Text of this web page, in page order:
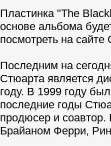
Пластинка "The
основе альбома
посмотреть на сайте
Последним на
Стюарта является
году. В 1999 году
последние годы
продюсер и соавтор.
Брайаном Ферри,